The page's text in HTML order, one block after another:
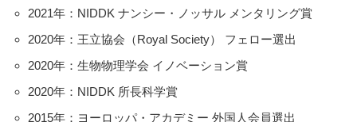
2021年：NIDDK ナンシー・ノッサル メンタリング賞
2020年：王立協会（Royal Society） フェロー選出
2020年：生物物理学会 イノベーション賞
2020年：NIDDK 所長科学賞
2015年：ヨーロッパ・アカデミー 外国人会員選出